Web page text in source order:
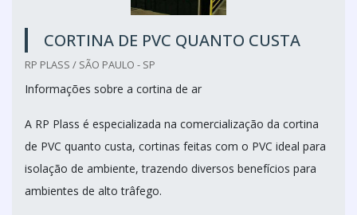
CORTINA DE PVC QUANTO CUSTA
RP PLASS / SÃO PAULO - SP
Informações sobre a cortina de ar
A RP Plass é especializada na comercialização da cortina
de PVC quanto custa, cortinas feitas com o PVC ideal para
isolação de ambiente, trazendo diversos benefícios para
ambientes de alto trâfego.